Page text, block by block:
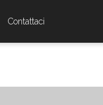
Contattaci